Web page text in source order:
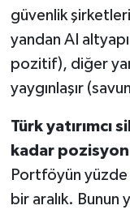
güvenlik
yandan AI
pozitif), diğer
yaygınlaşır
Türk yatırımcı
kadar pozisyon
Portföyün yüzde
bir aralık. Bunun